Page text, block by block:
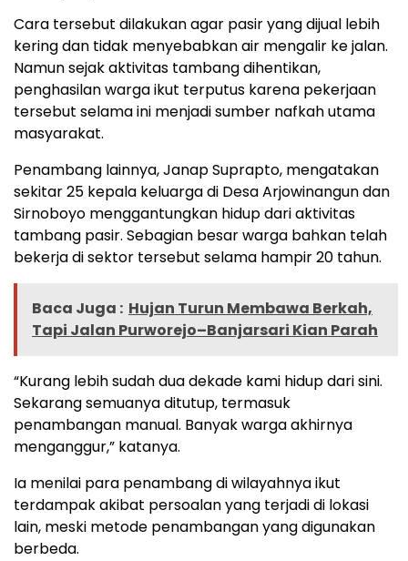
Cara tersebut dilakukan agar pasir yang dijual lebih
kering dan tidak menyebabkan air mengalir ke jalan.
Namun sejak aktivitas tambang dihentikan,
penghasilan warga ikut terputus karena pekerjaan
tersebut selama ini menjadi sumber nafkah utama
masyarakat.
Penambang lainnya, Janap Suprapto, mengatakan
sekitar 25 kepala keluarga di Desa Arjowinangun dan
Sirnoboyo menggantungkan hidup dari aktivitas
tambang pasir. Sebagian besar warga bahkan telah
bekerja di sektor tersebut selama hampir 20 tahun.
Baca Juga : Hujan Turun Membawa Berkah,
Tapi Jalan Purworejo–Banjarsari Kian Parah
“Kurang lebih sudah dua dekade kami hidup dari sini.
Sekarang semuanya ditutup, termasuk
penambangan manual. Banyak warga akhirnya
menganggur,” katanya.
Ia menilai para penambang di wilayahnya ikut
terdampak akibat persoalan yang terjadi di lokasi
lain, meski metode penambangan yang digunakan
berbeda.